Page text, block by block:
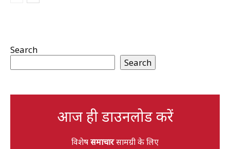
Search
Search
आज ही डाउनलोड करें
विशेषसमाचारसामग्री के लिए